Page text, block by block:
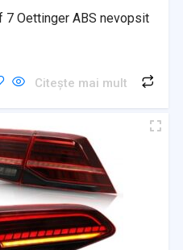
7 Oettinger ABS nevopsit
Citește mai mult